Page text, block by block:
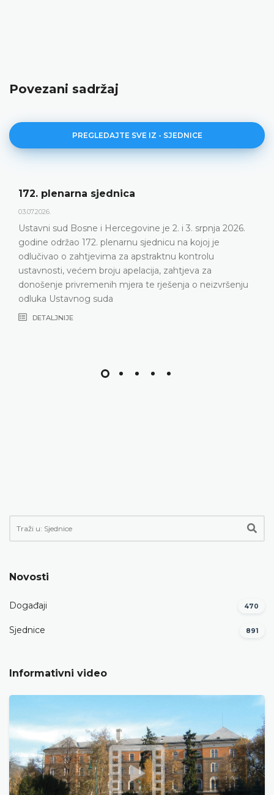
Povezani sadržaj
PREGLEDAJTE SVE IZ - SJEDNICE
je 2. i 3. srpnja 2026.
na kojoj je
kontrolu
zahtjeva za
rješenja o neizvršenju
Ustavni sud Bosne i
plenarnu sjednicu 2. i 3.
DETALJNIJE
Novosti
Događaji 470
Sjednice 891
Informativni video